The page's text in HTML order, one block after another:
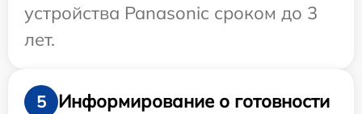
устройства Panasonic сроком до 3
лет.
5
Информирование о готовности